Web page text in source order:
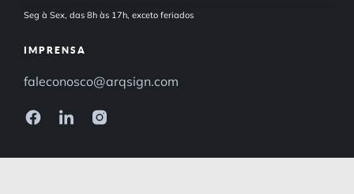
Seg à Sex, das 8h às 17h, exceto feriados
IMPRENSA
faleconosco@arqsign.com